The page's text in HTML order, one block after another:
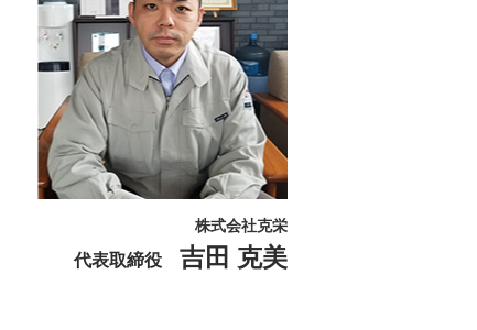
株式会社克栄
代表取締役 吉田 克美